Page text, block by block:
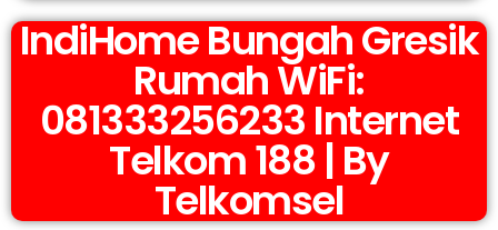
IndiHome Bungah Gresik
Rumah WiFi:
081333256233 Internet
Telkom 188 | By
Telkomsel